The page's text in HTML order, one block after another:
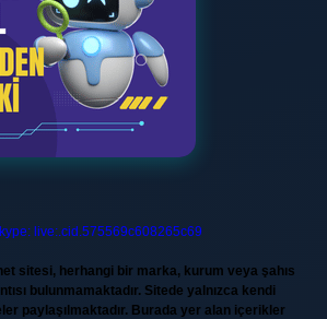
live:.cid.575569c608265c69
sitesi, herhangi bir marka, kurum veya şahıs
bulunmamaktadır. Sitede yalnızca kendi
paylaşılmaktadır. Burada yer alan içerikler